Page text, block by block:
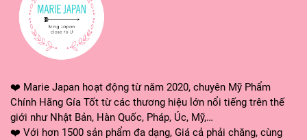
❤️ Marie Japan hoạt động từ năm 2020, chuyên Mỹ Phẩm
Chính Hãng Gía Tốt từ các thương hiệu lớn nổi tiếng trên thế
giới như Nhật Bản, Hàn Quốc, Pháp, Úc, Mỹ,…
❤️ Với hơn 1500 sản phẩm đa dạng, Giá cả phải chăng, cùng